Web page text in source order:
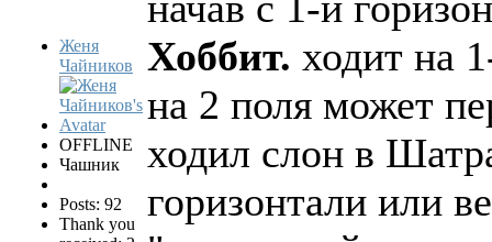
Женя
Чайников
OFFLINE
Чашник
Posts: 92
Thank you
Хоббит. ходит на
на 2 поля может
ходил слон в
горизонтали или